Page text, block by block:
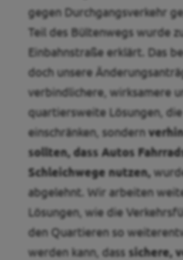
gegen Durchgangsverkehr
Teil des Bültenwegs wurde
Einbahnstraße erklärt. Das
doch unsere
verbindlichere, wirksamere
quartiersweite Lösungen,
einschränken, sondern
sollten, dass Autos
Schleichwege nutzen,
abgelehnt. Wir arbeiten
Lösungen, wie die
den Quartieren so
werden kann, dass sichere,